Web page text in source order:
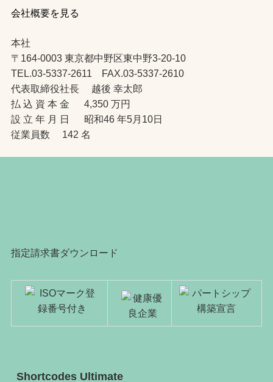
会社概要を見る
本社
〒164-0003 東京都中野区東中野3-20-10
TEL.03-5337-2611 FAX.03-5337-2610
代表取締役社長 越後 幸太郎
払 込 資 本 金 4,350 万円
設 立 年 月 日 昭和46 年5月10日
従業員数 142 名
指定請求書ダウンロード
Shortcodes Ultimate